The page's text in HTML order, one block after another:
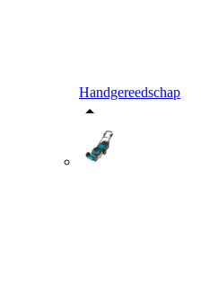
Handgereedschap